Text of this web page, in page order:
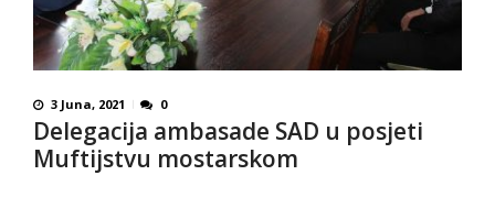
3 Juna, 2021 0
Delegacija ambasade SAD u posjeti
Muftijstvu mostarskom